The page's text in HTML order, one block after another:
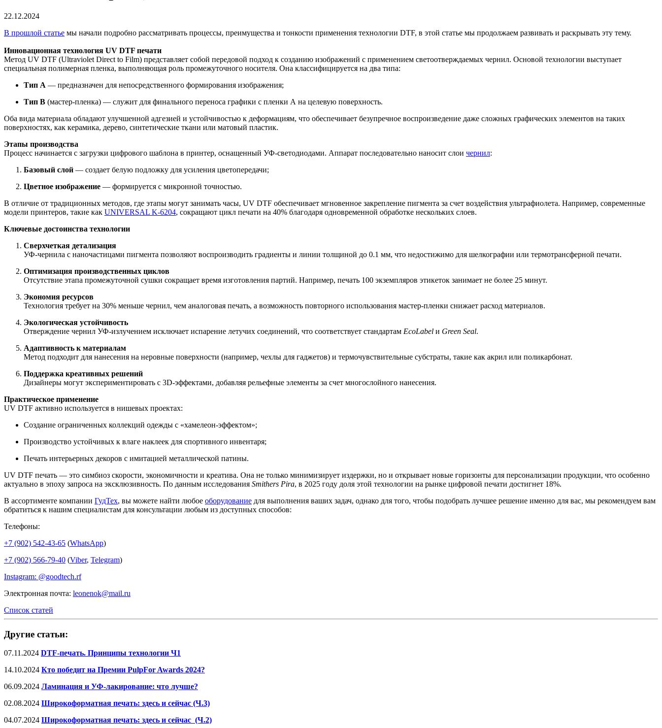
22.12.2024
В прошлой статье мы начали подробно рассматривать процессы, преимущества и тонкости применения технологии DTF, в этой статье мы продолжаем развивать и раскрывать эту тему.
Инновационная технология UV DTF печати
Метод UV DTF (Ultraviolet Direct to Film) представляет собой передовой подход к созданию изображений с применением светоотверждаемых чернил. Основой технологии выступает
специальная полимерная пленка, выполняющая роль промежуточного носителя. Она классифицируется на два типа:
Тип А — предназначен для непосредственного формирования изображения;
Тип В (мастер-пленка) — служит для финального переноса графики с пленки А на целевую поверхность.
Оба вида материала обладают улучшенной адгезией и устойчивостью к деформациям, что обеспечивает безупречное воспроизведение даже сложных графических элементов на таких
поверхностях, как керамика, дерево, синтетические ткани или матовый пластик.
Этапы производства
Процесс начинается с загрузки цифрового шаблона в принтер, оснащенный УФ-светодиодами. Аппарат последовательно наносит слои чернил:
Базовый слой — создает белую подложку для усиления цветопередачи;
Цветное изображение — формируется с микронной точностью.
В отличие от традиционных методов, где этапы могут занимать часы, UV DTF обеспечивает мгновенное закрепление пигмента за счет воздействия ультрафиолета. Например, современные
модели принтеров, такие как UNIVERSAL K-6204, сокращают цикл печати на 40% благодаря одновременной обработке нескольких слоев.
Ключевые достоинства технологии
Сверхчеткая детализация
УФ-чернила с наночастицами пигмента позволяют воспроизводить градиенты и линии толщиной до 0.1 мм, что недостижимо для шелкографии или термотрансферной печати.
Оптимизация производственных циклов
Отсутствие этапа промежуточной сушки сокращает время изготовления партий. Например, печать 100 экземпляров этикеток занимает не более 25 минут.
Экономия ресурсов
Технология требует на 30% меньше чернил, чем аналоговая печать, а возможность повторного использования мастер-пленки снижает расход материалов.
Экологическая устойчивость
Отверждение чернил УФ-излучением исключает испарение летучих соединений, что соответствует стандартам EcoLabel и Green Seal.
Адаптивность к материалам
Метод подходит для нанесения на неровные поверхности (например, чехлы для гаджетов) и термочувствительные субстраты, такие как акрил или поликарбонат.
Поддержка креативных решений
Дизайнеры могут экспериментировать с 3D-эффектами, добавляя рельефные элементы за счет многослойного нанесения.
Практическое применение
UV DTF активно используется в нишевых проектах:
Создание ограниченных коллекций одежды с «хамелеон-эффектом»;
Производство устойчивых к влаге наклеек для спортивного инвентаря;
Печать интерьерных декоров с имитацией металлической патины.
UV DTF печать — это симбиоз скорости, экономичности и креатива. Она не только минимизирует издержки, но и открывает новые горизонты для персонализации продукции, что особенно
актуально в эпоху запроса на эксклюзивность. По данным исследования Smithers Pira, в 2025 году доля этой технологии на рынке цифровой печати достигнет 18%.
В ассортименте компании ГудТех, вы можете найти любое оборудование для выполнения ваших задач, однако для того, чтобы подобрать лучшее решение именно для вас, мы рекомендуем вам
обратиться к нашим специалистам для консультации любым из доступных способов:
Телефоны:
+7 (902) 542-43-65 (WhatsApp)
+7 (902) 566-79-40 (Viber, Telegram)
Instagram: @goodtech.rf
Электронная почта: leonenok@mail.ru
Список статей
Другие статьи:
07.11.2024 DTF-печать. Принципы технологии Ч1
14.10.2024 Кто победит на Премии PulpFor Awards 2024?
06.09.2024 Ламинация и УФ-лакирование: что лучше?
02.08.2024 Широкоформатная печать: здесь и сейчас (Ч.3)
04.07.2024 Широкоформатная печать: здесь и сейчас (Ч.2)